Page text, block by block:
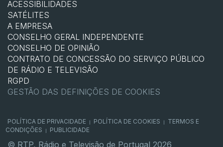
ACESSIBILIDADES
SATÉLITES
A EMPRESA
CONSELHO GERAL INDEPENDENTE
CONSELHO DE OPINIÃO
CONTRATO DE CONCESSÃO DO SERVIÇO PÚBLICO
DE RÁDIO E TELEVISÃO
RGPD
GESTÃO DAS DEFINIÇÕES DE COOKIES
POLÍTICA DE PRIVACIDADE POLÍTICA DE COOKIES
TERMOS E
CONDIÇÕES
PUBLICIDADE
© RTP, Rádio e Televisão de Portugal 2026